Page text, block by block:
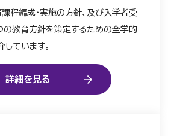
程編成・実施の方針、及び入学者受
の教育方針を策定するための全学的
ています。
詳細を見る